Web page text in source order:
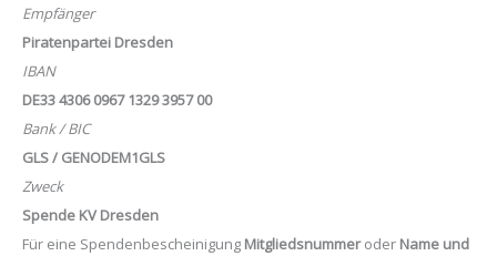
Empfänger
Piratenpartei Dresden
IBAN
DE33 4306 0967 1329 3957 00
Bank / BIC
GLS / GENODEM1GLS
Zweck
Spende KV Dresden
Für eine Spendenbescheinigung Mitgliedsnummeroder Name und